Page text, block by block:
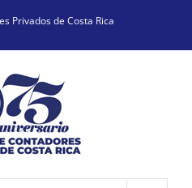
Privados de Costa Rica